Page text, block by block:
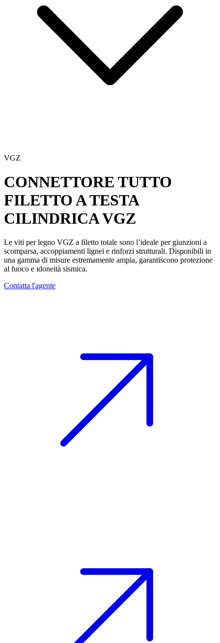
VGZ
CONNETTORE TUTTO
FILETTO A TESTA
CILINDRICAVGZ
Le viti per legno VGZ a filetto totale sono l’ideale per giunzioni a
scomparsa, accoppiamenti lignei e rinforzi strutturali. Disponibili in
una gamma di misure estremamente ampia, garantiscono protezione
al fuoco e idoneità sismica.
Contatta l'agente